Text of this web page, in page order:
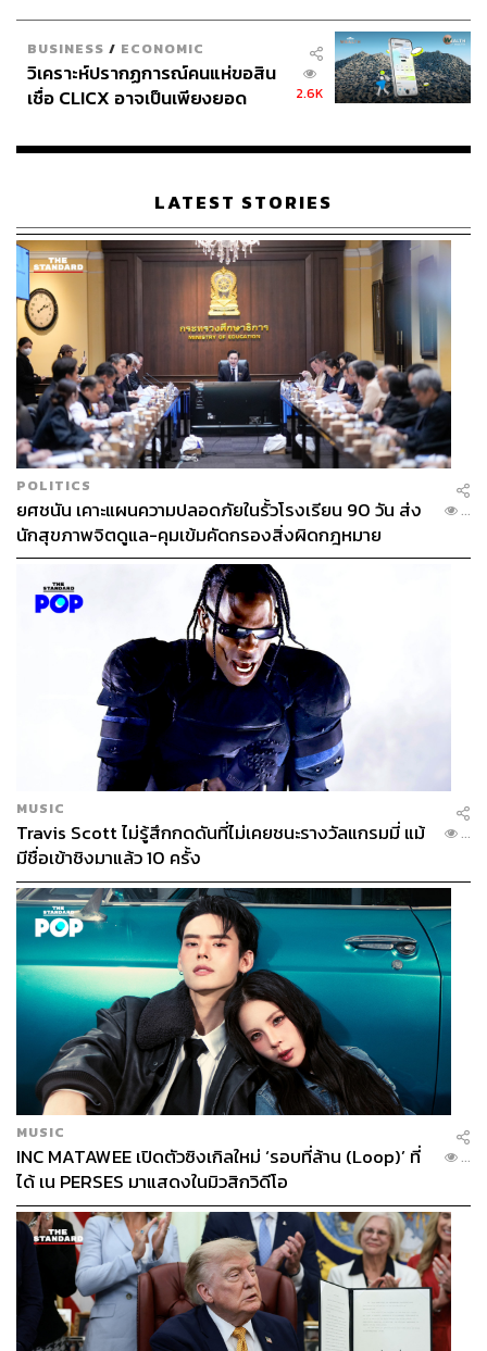
BUSINESS / ECONOMIC
วิเคราะห์ปรากฏการณ์คนแห่ขอสิน
เชื่อ CLICX อาจเป็นเพียงยอด
เรือนไทยที่ถูกซุกไว้
2.6K
LATEST STORIES
POLITICS
ยศชนัน เคาะแผนความปลอดภัยในรั้วโรงเรียน 90 วัน ส่ง
นักสุขภาพจิตดูแล-คุมเข้มคัดกรองสิ่งผิดกฎหมาย
...
MUSIC
Travis Scott ไม่รู้สึกกดดันที่ไม่เคยชนะรางวัลแกรมมี่ แม้
มีชื่อเข้าชิงมาแล้ว 10 ครั้ง
...
MUSIC
INC MATAWEE เปิดตัวซิงเกิลใหม่ ‘รอบที่ล้าน (Loop)’ ที่
ได้ เน PERSES มาแสดงในมิวสิกวิดีโอ
...